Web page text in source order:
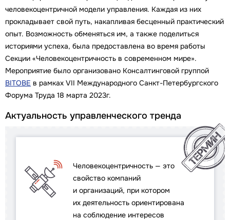
человекоцентричной модели управления. Каждая из них
прокладывает свой путь, накапливая бесценный практический
опыт. Возможность обменяться им, а также поделиться
историями успеха, была предоставлена во время работы
Секции «Человекоцентричность в современном мире».
Мероприятие было организовано Консалтинговой группой
BITOBE в рамках VII Международного Санкт-Петербургского
Форума Труда 18 марта 2023г.
Актуальность управленческого тренда
Человекоцентричность — это
свойство компаний
и организаций, при котором
их деятельность ориентирована
на соблюдение интересов